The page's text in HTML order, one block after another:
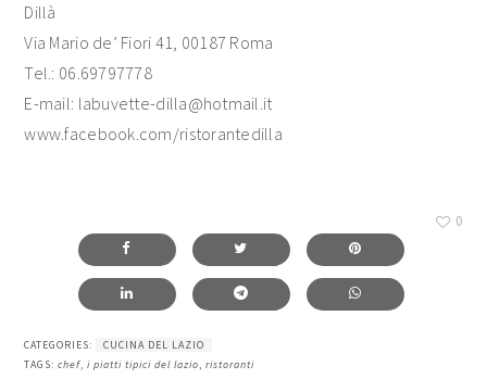
Dillà
Via Mario de’ Fiori 41, 00187 Roma
Tel.: 06.69797778
E-mail: labuvette-dilla@hotmail.it
www.facebook.com/ristorantedilla
0
CATEGORIES:
CUCINA DEL LAZIO
TAGS:chef,i piatti tipici del lazio,ristoranti